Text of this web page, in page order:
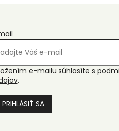
e-mailu súhlasíte s
.
PRIHLÁSIŤ SA